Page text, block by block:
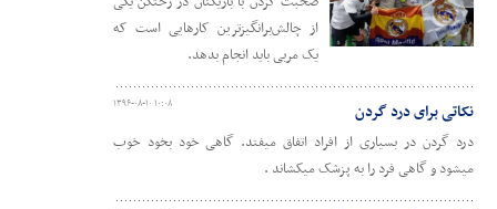
از چالش‌برانگیزترین کارهایی است که
یک مربی باید انجام بدهد.
۱۳۹۶-۰۸-۱۰ ۱۰:۰۸ نکاتی برای درد گردن
درد گردن در بسیاری از افراد اتفاق میفتد. گاهی خود بخود خوب
میشود و گاهی فرد را به پزشک میکشاند .